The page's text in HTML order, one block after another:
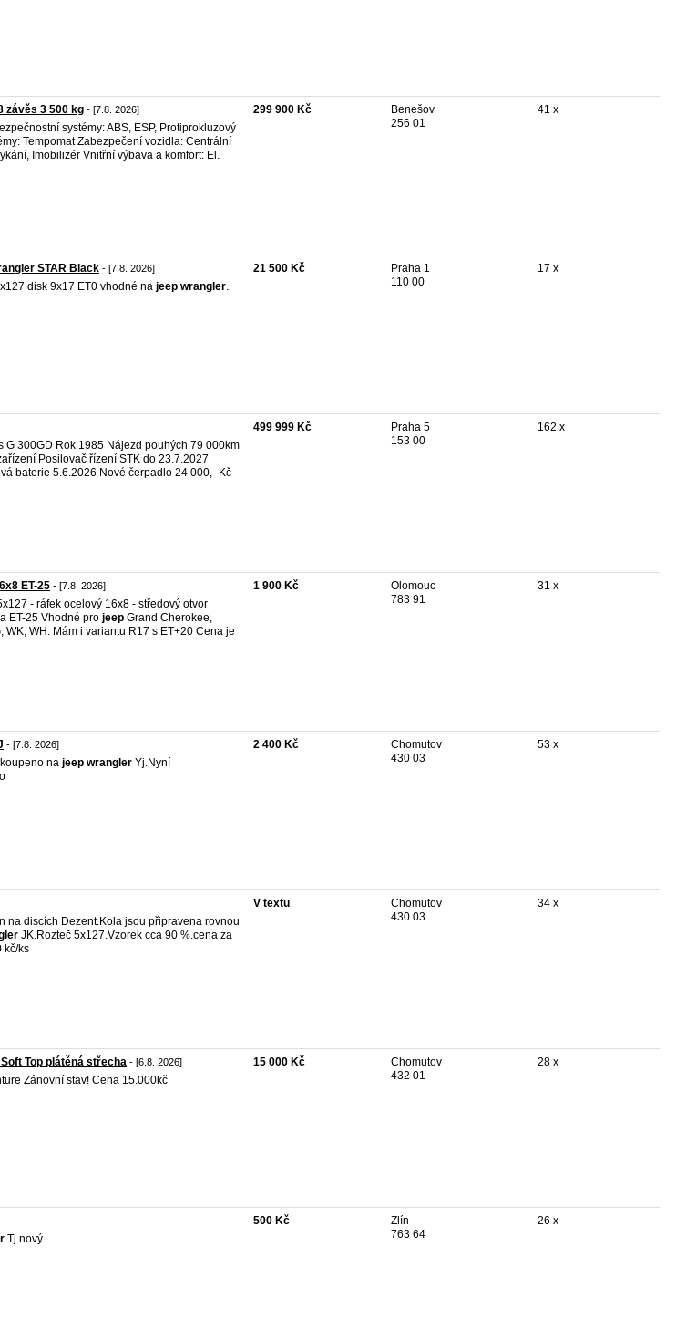
závěs 3 500 kg - [7.8. 2026]
systémy: ABS, ESP, Protiprokluzový
Tempomat Zabezpečení vozidla: Centrální
Imobilizér Vnitřní výbava a komfort: El.
299 900 Kč
Benešov
256 01
41 x
STAR Black - [7.8. 2026]
disk 9x17 ET0 vhodné na jeep wrangler.
21 500 Kč
Praha 1
110 00
17 x
G 300GD Rok 1985 Nájezd pouhých 79 000km
Posilovač řízení STK do 23.7.2027
baterie 5.6.2026 Nové čerpadlo 24 000,- Kč
499 999 Kč
Praha 5
153 00
162 x
ET-25 - [7.8. 2026]
- ráfek ocelový 16x8 - středový otvor
ET-25 Vhodné pro jeep Grand Cherokee,
WK, WH. Mám i variantu R17 s ET+20 Cena je
1 900 Kč
Olomouc
783 91
31 x
- [7.8. 2026]
na jeep wrangler Yj.Nyní
2 400 Kč
Chomutov
430 03
53 x
na discích Dezent.Kola jsou připravena rovnou
JK.Rozteč 5x127.Vzorek cca 90 %.cena za
kč/ks
V textu
Chomutov
430 03
34 x
Top plátěná střecha - [6.8. 2026]
Zánovní stav! Cena 15.000kč
15 000 Kč
Chomutov
432 01
28 x
Tj nový
500 Kč
Zlín
763 64
26 x